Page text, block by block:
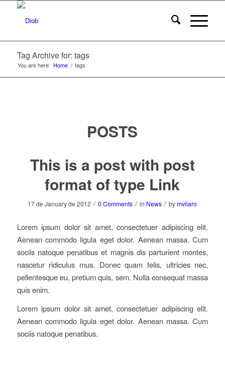
Tag Archive for: tags
You are here: Home / tags
POSTS
This is a post with post
format of type Link
17 de January de 2012 / 0 Comments / in News / bymvilaro
Lorem ipsum dolor sit amet, consectetuer adipiscing elit.
Aenean commodo ligula eget dolor. Aenean massa. Cum
sociis natoque penatibus et magnis dis parturient montes,
nascetur ridiculus mus. Donec quam felis, ultricies nec,
pellentesque eu, pretium quis, sem. Nulla consequat massa
quis enim.
Lorem ipsum dolor sit amet, consectetuer adipiscing elit.
Aenean commodo ligula eget dolor. Aenean massa. Cum
sociis natoque penatibus.